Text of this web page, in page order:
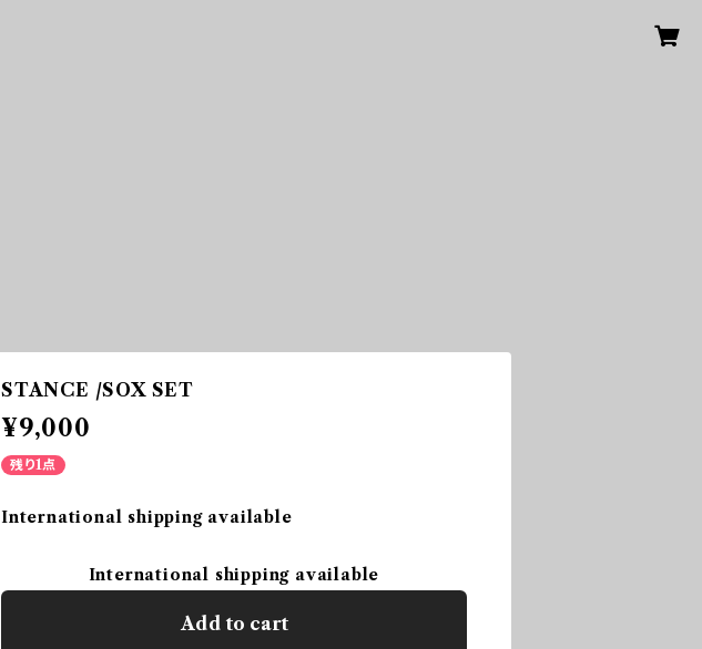
STANCE /SOX SET
¥9,000
残り1点
International shipping available
International shipping available
Add to cart